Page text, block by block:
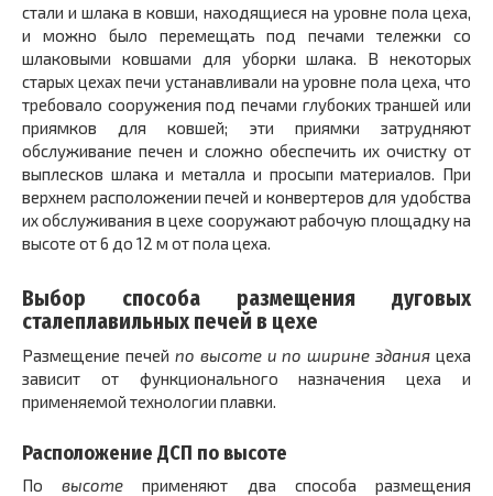
стали и шлака в ковши, находящиеся на уровне пола цеха,
и можно было перемещать под печами тележки со
шлаковыми ковшами для уборки шлака. В некоторых
старых цехах печи устанавливали на уровне пола цеха, что
требовало сооружения под печами глубоких траншей или
приямков для ковшей; эти приямки затрудняют
обслуживание печен и сложно обеспечить их очистку от
выплесков шлака и металла и просыпи материалов. При
верхнем расположении печей и конвертеров для удобства
их обслуживания в цехе сооружают рабочую площадку на
высоте от 6 до 12 м от пола цеха.
Выбор способа размещения дуговых
сталеплавильных печей в цехе
Размещение печей по высоте и по ширине здания цеха
зависит от функционального назначения цеха и
применяемой технологии плавки.
Расположение ДСП по высоте
Повысотеприменяют два способа размещения